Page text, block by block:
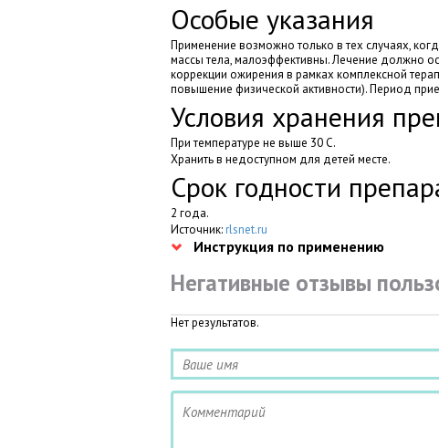
Особые указания
Применение возможно только в тех случаях,
массы тела, малоэффективны. Лечение должно
коррекции ожирения в рамках комплексной
повышение физической активности). Период
Условия хранения
При температуре не выше 30 C.
Хранить в недоступном для детей месте.
Срок годности
2 года.
Источник:rlsnet.ru
Инструкция по применению
Негативные отзывы
Нет результатов.